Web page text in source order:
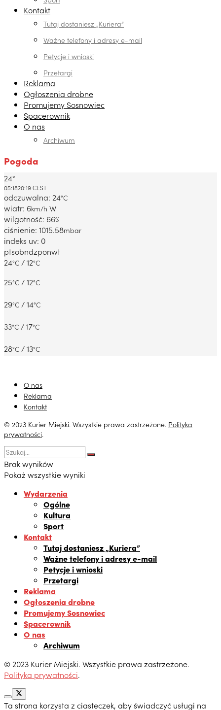
Kontakt
Tutaj dostaniesz „Kuriera”
Ważne telefony i adresy e-mail
Petycje i wnioski
Przetargi
Reklama
Ogłoszenia drobne
Promujemy Sosnowiec
Spacerownik
O nas
Archiwum
Pogoda
Dabrowa Gornicza, PL
24°
05:1820:19 CEST
odczuwalna: 24°C
wiatr: 6km/h W
wilgotność: 66%
ciśnienie: 1015.58mbar
indeks uv: 0
ptsobndzponwt
24°C / 12°C
25°C / 12°C
29°C / 14°C
33°C / 17°C
28°C / 13°C
O nas
Reklama
Kontakt
© 2023 Kurier Miejski. Wszystkie prawa zastrzeżone. Polityka
prywatności.
Brak wyników
Pokaż wszystkie wyniki
Wydarzenia
Ogólne
Kultura
Sport
Kontakt
Tutaj dostaniesz „Kuriera”
Ważne telefony i adresy e-mail
Petycje i wnioski
Przetargi
Reklama
Ogłoszenia drobne
Promujemy Sosnowiec
Spacerownik
O nas
Archiwum
© 2023 Kurier Miejski. Wszystkie prawa zastrzeżone.
Polityka prywatności.
Ta strona korzysta z ciasteczek, aby świadczyć usługi na